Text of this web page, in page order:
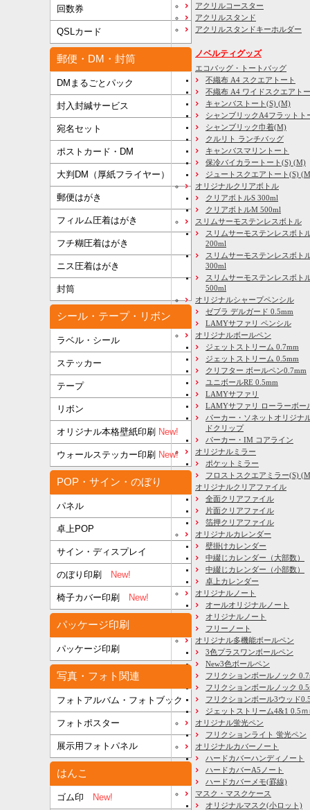
回数券
QSLカード
郵便・DM・封筒
DMまるごとパック
封入封緘サービス
宛名セット
ポストカード・DM
大判DM（厚紙フライヤー）
郵便はがき
フィルム圧着はがき
フチ糊圧着はがき
ニス圧着はがき
封筒
シール・テープ・リボン
ラベル・シール
ステッカー
テープ
リボン
オリジナル本格壁紙印刷 New!
ウォールステッカー印刷 New!
POP・サイン・のぼり
パネル
卓上POP
サイン・ディスプレイ
のぼり印刷 New!
椅子カバー印刷 New!
パッケージ印刷
パッケージ印刷
写真・フォト関連
フォトアルバム・フォトブック
フォトポスター
展示用フォトパネル
はんこ
ゴム印 New!
アクリルコースター
アクリルスタンド
アクリルスタンドキーホルダー
ノベルティグッズ
エコバッグ・トートバッグ
不織布 A4 スクエアトート
不織布 A4 ワイドスクエアト
キャンバストート(S) (M)
シャンブリックA4フラットト
シャンブリック巾着(M)
クルリト ランチバッグ
キャンバスマリントート
保冷バイカラートート(S) (M)
ジュートスクエアトート(S)
オリジナルクリアボトル
クリアボトルS 300ml
クリアボトルM 500ml
スリムサーモステンレスボトル
スリムサーモステンレスボト
200ml
スリムサーモステンレスボト
300ml
スリムサーモステンレスボト
500ml
オリジナルシャープペンシル
ゼブラ デルガード 0.5mm
LAMYサファリ ペンシル
オリジナルボールペン
ジェットストリーム 0.7mm
ジェットストリーム 0.5mm
クリフター ボールペン0.7mm
ユニボールRE 0.5mm
LAMYサファリ
LAMYサファリ ローラーボー
パーカー・ソネットオリジナ
ドクリップ
パーカー・IM コアライン
オリジナルミラー
ポケットミラー
フロストスクエアミラー(S)
オリジナルクリアファイル
全面クリアファイル
片面クリアファイル
箔押クリアファイル
オリジナルカレンダー
壁掛けカレンダー
中綴じカレンダー（大部数）
中綴じカレンダー（小部数）
卓上カレンダー
オリジナルノート
オールオリジナルノート
オリジナルノート
フリーノート
オリジナル多機能ボールペン
3色プラスワンボールペン
New3色ボールペン
フリクションボールノック
フリクションボールノック
フリクションボール3ウッド
ジェットストリーム4&1 0.5ｍ
オリジナル蛍光ペン
フリクションライト 蛍光ペン
オリジナルカバーノート
ハードカバーハンディノート
ハードカバーA5ノート
ハードカバーメモ(罫線)
マスク・マスクケース
オリジナルマスク(小ロット)